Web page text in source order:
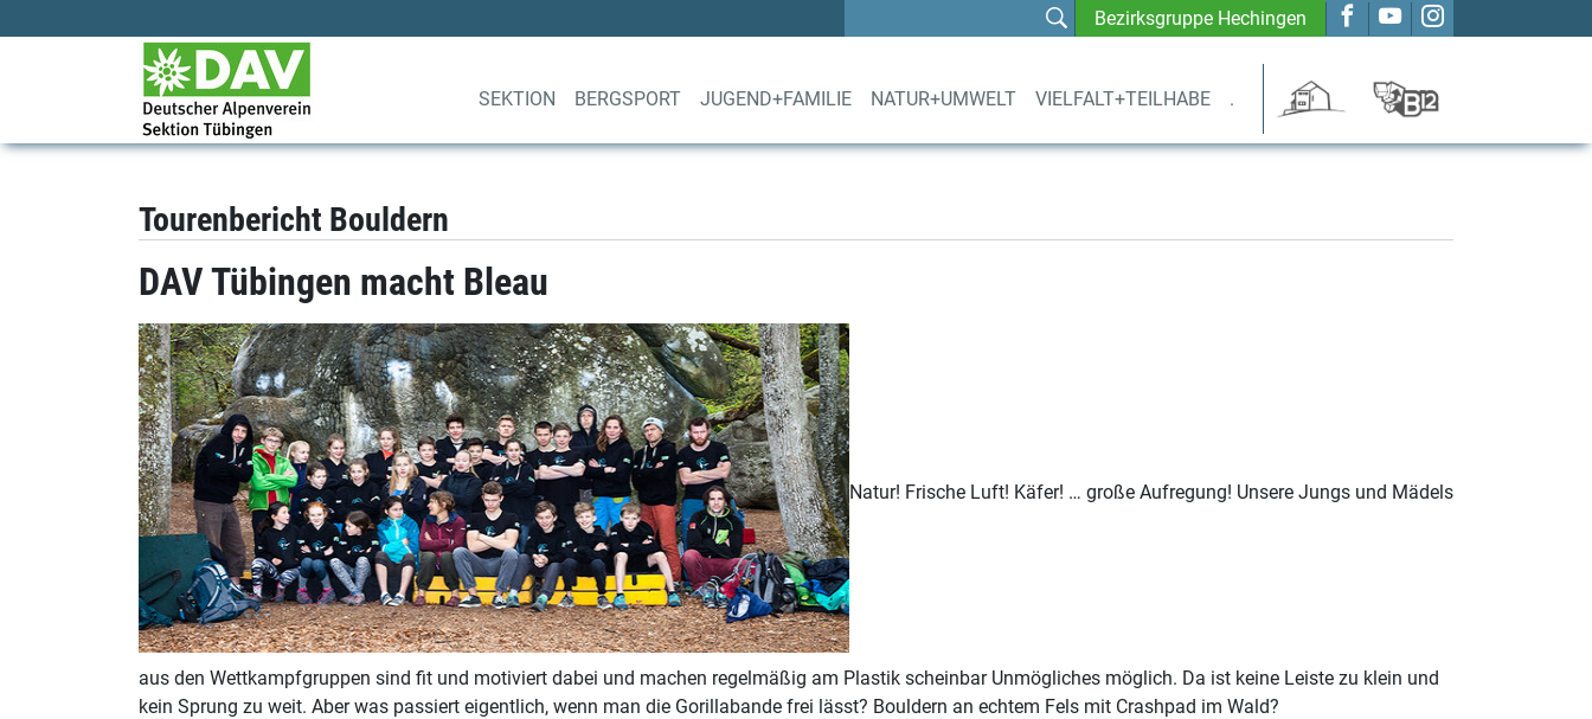
Bezirksgruppe Hechingen
SEKTION BERGSPORT JUGEND+FAMILIE NATUR+UMWELT VIELFALT+TEILHABE .
Tourenbericht Bouldern
DAV Tübingen macht Bleau
Natur! Frische Luft! Käfer! … große Aufregung! Unsere Jungs und Mädels
aus den Wettkampfgruppen sind fit und motiviert dabei und machen regelmäßig am Plastik scheinbar Unmögliches möglich. Da ist keine Leiste zu klein und
kein Sprung zu weit. Aber was passiert eigentlich, wenn man die Gorillabande frei lässt? Bouldern an echtem Fels mit Crashpad im Wald?